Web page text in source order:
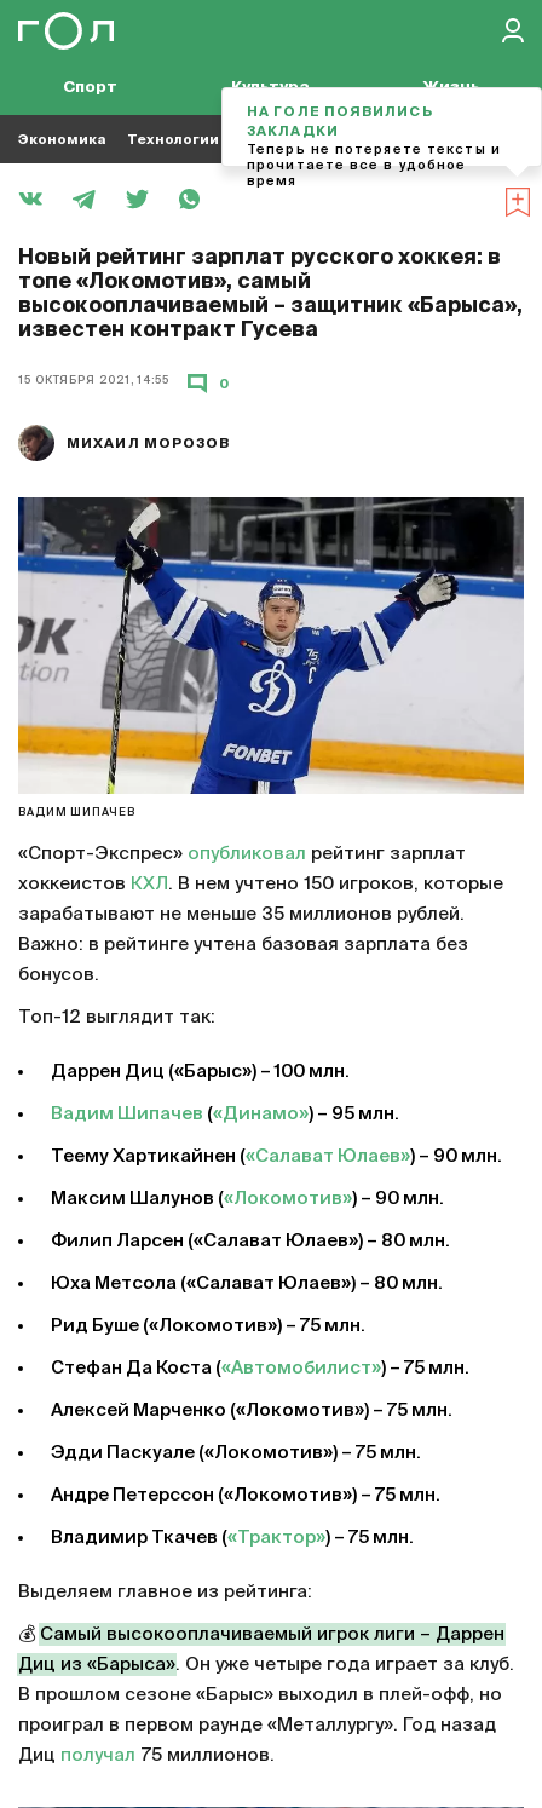
Спорт Культура Жизнь
Экономика Технологии Кино Футбол
Новый рейтинг зарплат русского хоккея: в
топе «Локомотив», самый
высокооплачиваемый – защитник «Барыса»,
известен контракт Гусева
15 ОКТЯБРЯ 2021, 14:55
МИХАИЛ МОРОЗОВ
0
ВАДИМ ШИПАЧЕВ
«Спорт-Экспрес» опубликовал рейтинг зарплат
хоккеистов КХЛ . В нем учтено 150 игроков, которые
зарабатывают не меньше 35 миллионов рублей.
Важно: в рейтинге учтена базовая зарплата без
бонусов.
Топ-12 выглядит так:
Даррен Диц («Барыс») – 100 млн.
Вадим Шипачев («Динамо») – 95 млн.
Теему Хартикайнен («Салават Юлаев») – 90 млн.
Максим Шалунов («Локомотив») – 90 млн.
Филип Ларсен («Салават Юлаев») – 80 млн.
Юха Метсола («Салават Юлаев») – 80 млн.
Рид Буше («Локомотив») – 75 млн.
Стефан Да Коста («Автомобилист») – 75 млн.
Алексей Марченко («Локомотив») – 75 млн.
Эдди Паскуале («Локомотив») – 75 млн.
Андре Петерссон («Локомотив») – 75 млн.
Владимир Ткачев («Трактор») – 75 млн.
Выделяем главное из рейтинга:
💰 Самый высокооплачиваемый игрок лиги – Даррен
Диц из «Барыса». Он уже четыре года играет за клуб.
В прошлом сезоне «Барыс» выходил в плей-офф, но
проиграл в первом раунде «Металлургу». Год назад
Диц получал 75 миллионов.
НА ГОЛЕ ПОЯВИЛИСЬ
ЗАКЛАДКИ
Теперь не потеряете тексты и
прочитаете все в удобное
время